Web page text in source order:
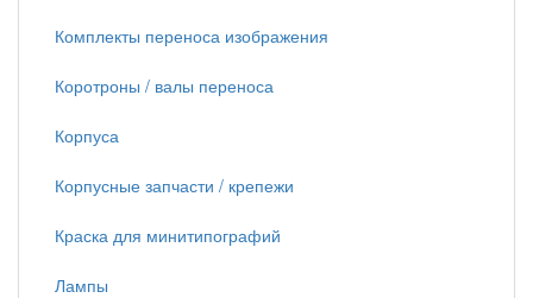
Комплекты переноса изображения
Коротроны / валы переноса
Корпуса
Корпусные запчасти / крепежи
Краска для минитипографий
Лампы